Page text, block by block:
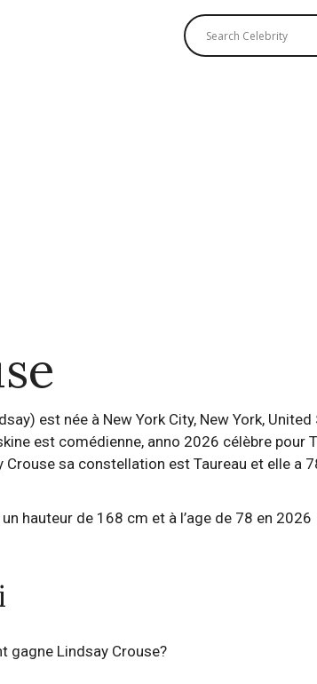
est née à New York City, New York, United
est comédienne, anno 2026 célèbre pour
Crouse sa constellation est Taureau et elle a
gagne Lindsay Crouse?